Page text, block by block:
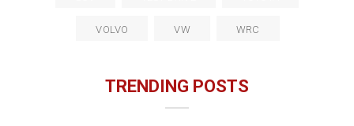
VOLVO VW WRC
TRENDING POSTS